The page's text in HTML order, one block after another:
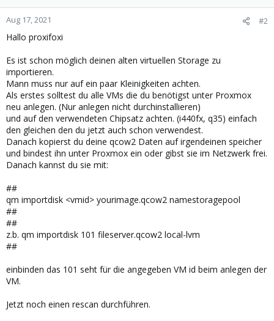
Aug 17, 2021 #2
Hallo proxifoxi
Es ist schon möglich deinen alten virtuellen Storage zu
importieren.
Mann muss nur auf ein paar Kleinigkeiten achten.
Als erstes solltest du alle VMs die du benötigst unter Proxmox
neu anlegen. (Nur anlegen nicht durchinstallieren)
und auf den verwendeten Chipsatz achten. (i440fx, q35) einfach
den gleichen den du jetzt auch schon verwendest.
Danach kopierst du deine qcow2 Daten auf irgendeinen speicher
und bindest ihn unter Proxmox ein oder gibst sie im Netzwerk frei.
Danach kannst du sie mit:
##
qm importdisk <vmid> yourimage.qcow2 namestoragepool
##
##
z.b. qm importdisk 101 fileserver.qcow2 local-lvm
##
einbinden das 101 seht für die angegeben VM id beim anlegen der
VM.
Jetzt noch einen rescan durchführen.